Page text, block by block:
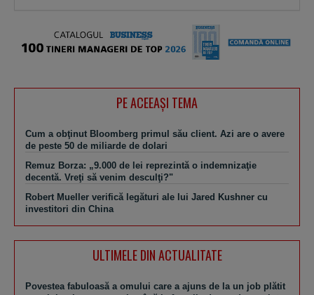
PE ACEEAŞI TEMA
Cum a obţinut Bloomberg primul său client. Azi are o avere
de peste 50 de miliarde de dolari
Remuz Borza: „9.000 de lei reprezintă o indemnizaţie
decentă. Vreţi să venim desculţi?"
Robert Mueller verifică legături ale lui Jared Kushner cu
investitori din China
ULTIMELE DIN ACTUALITATE
Povestea fabuloasă a omului care a ajuns de la un job plătit